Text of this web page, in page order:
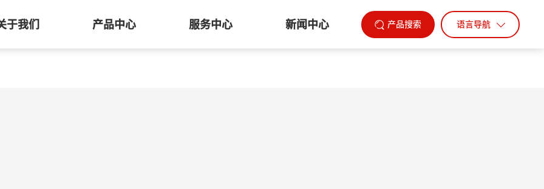
于我们 产品中心 服务中心 新闻中心 产品搜索 语言导航